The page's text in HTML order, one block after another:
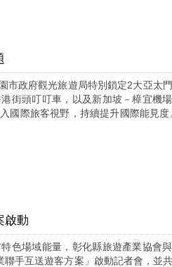
市政府觀光旅遊局特別鎖定2大亞太門
街頭叮叮車，以及新加坡－樟宜機
國際旅客視野，持續提升國際能見度
啟動
色場域能量，彰化縣旅遊產業協會
手互送遊客方案」啟動記者會，並